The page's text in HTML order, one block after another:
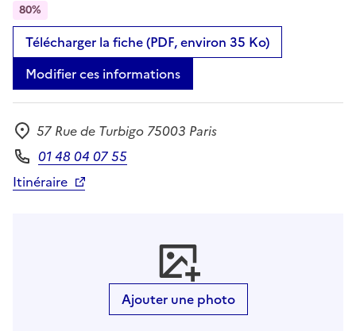
80%
Télécharger la fiche (PDF, environ 35 Ko)
Modifier ces informations
Adresse
57 Rue de Turbigo 75003 Paris
Téléphone
01 48 04 07 55
Itinéraire
Ajouter une photo